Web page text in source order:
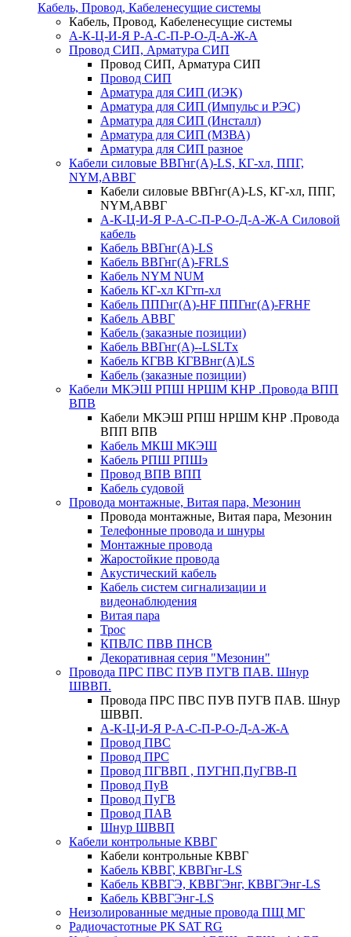
Кабель, Провод, Кабеленесущие системы
Кабель, Провод, Кабеленесущие системы
А-К-Ц-И-Я Р-А-С-П-Р-О-Д-А-Ж-А
Провод СИП, Арматура СИП
Провод СИП, Арматура СИП
Провод СИП
Арматура для СИП (ИЭК)
Арматура для СИП (Импульс и РЭС)
Арматура для СИП (Инсталл)
Арматура для СИП (МЗВА)
Арматура для СИП разное
Кабели силовые ВВГнг(А)-LS, КГ-хл, ППГ,
NYM,АВВГ
Кабели силовые ВВГнг(А)-LS, КГ-хл, ППГ,
NYM,АВВГ
А-К-Ц-И-Я Р-А-С-П-Р-О-Д-А-Ж-А Силовой
кабель
Кабель ВВГнг(А)-LS
Кабель ВВГнг(А)-FRLS
Кабель NYM NUM
Кабель КГ-хл КГтп-хл
Кабель ППГнг(А)-HF ППГнг(А)-FRHF
Кабель АВВГ
Кабель (заказные позиции)
Кабель ВВГнг(А)--LSLTx
Кабель КГВВ КГВВнг(А)LS
Кабель (заказные позиции)
Кабели МКЭШ РПШ НРШМ КНР .Провода ВПП
ВПВ
Кабели МКЭШ РПШ НРШМ КНР .Провода
ВПП ВПВ
Кабель МКШ МКЭШ
Кабель РПШ РПШэ
Провод ВПВ ВПП
Кабель судовой
Провода монтажные, Витая пара, Мезонин
Провода монтажные, Витая пара, Мезонин
Телефонные провода и шнуры
Монтажные провода
Жаростойкие провода
Акустический кабель
Кабель систем сигнализации и
видеонаблюдения
Витая пара
Трос
КПВЛС ПВВ ПНСВ
Декоративная серия "Мезонин"
Провода ПРС ПВС ПУВ ПУГВ ПАВ. Шнур
ШВВП.
Провода ПРС ПВС ПУВ ПУГВ ПАВ. Шнур
ШВВП.
А-К-Ц-И-Я Р-А-С-П-Р-О-Д-А-Ж-А
Провод ПВС
Провод ПРС
Провод ПГВВП , ПУГНП,ПуГВВ-П
Провод ПуВ
Провод ПуГВ
Провод ПАВ
Шнур ШВВП
Кабели контрольные КВВГ
Кабели контрольные КВВГ
Кабель КВВГ, КВВГнг-LS
Кабель КВВГЭ, КВВГЭнг, КВВГЭнг-LS
Кабель КВВГЭнг-LS
Неизолированные медные провода ПЩ МГ
Радиочастотные РК SAT RG